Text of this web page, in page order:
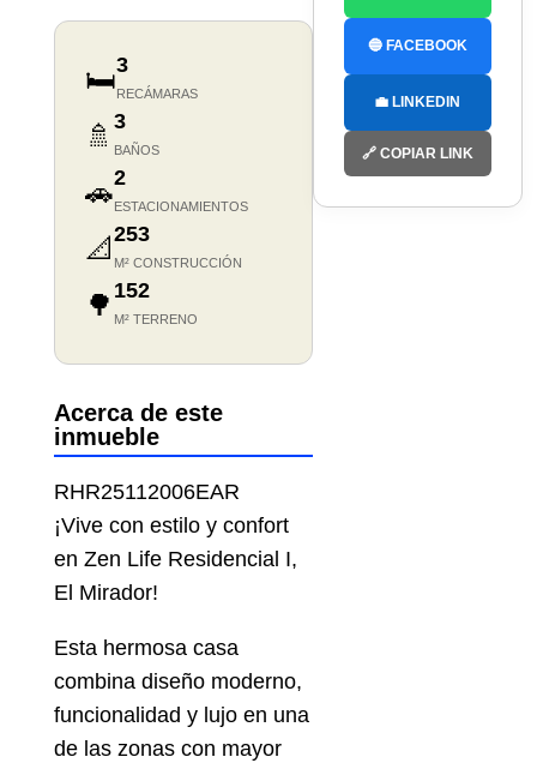
🛏️3
RECÁMARAS
🚿 3
BAÑOS
🚗2
ESTACIONAMIENTOS
📐 253
M² CONSTRUCCIÓN
🌳 152
M² TERRENO
Acerca de este
inmueble
RHR25112006EAR
¡Vive con estilo y confort
en Zen Life Residencial I,
El Mirador!
Esta hermosa casa
combina diseño moderno,
funcionalidad y lujo en una
de las zonas con mayor
🔵 FACEBOOK
💼 LINKEDIN
🔗 COPIAR LINK